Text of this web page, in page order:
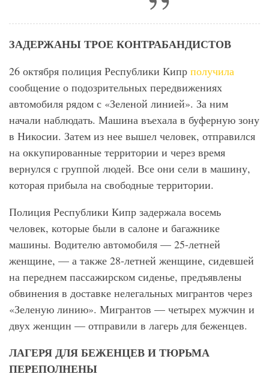
ЗАДЕРЖАНЫ ТРОЕ КОНТРАБАНДИСТОВ
26 октября полиция Республики Кипр получила
сообщение о подозрительных передвижениях
автомобиля рядом с «Зеленой линией». За ним
начали наблюдать. Машина въехала в буферную зону
в Никосии. Затем из нее вышел человек, отправился
на оккупированные территории и через время
вернулся с группой людей. Все они сели в машину,
которая прибыла на свободные территории.
Полиция Республики Кипр задержала восемь
человек, которые были в салоне и багажнике
машины. Водителю автомобиля — 25-летней
женщине, — а также 28-летней женщине, сидевшей
на переднем пассажирском сиденье, предъявлены
обвинения в доставке нелегальных мигрантов через
«Зеленую линию». Мигрантов — четырех мужчин и
двух женщин — отправили в лагерь для беженцев.
ЛАГЕРЯ ДЛЯ БЕЖЕНЦЕВ И ТЮРЬМА
ПЕРЕПОЛНЕНЫ